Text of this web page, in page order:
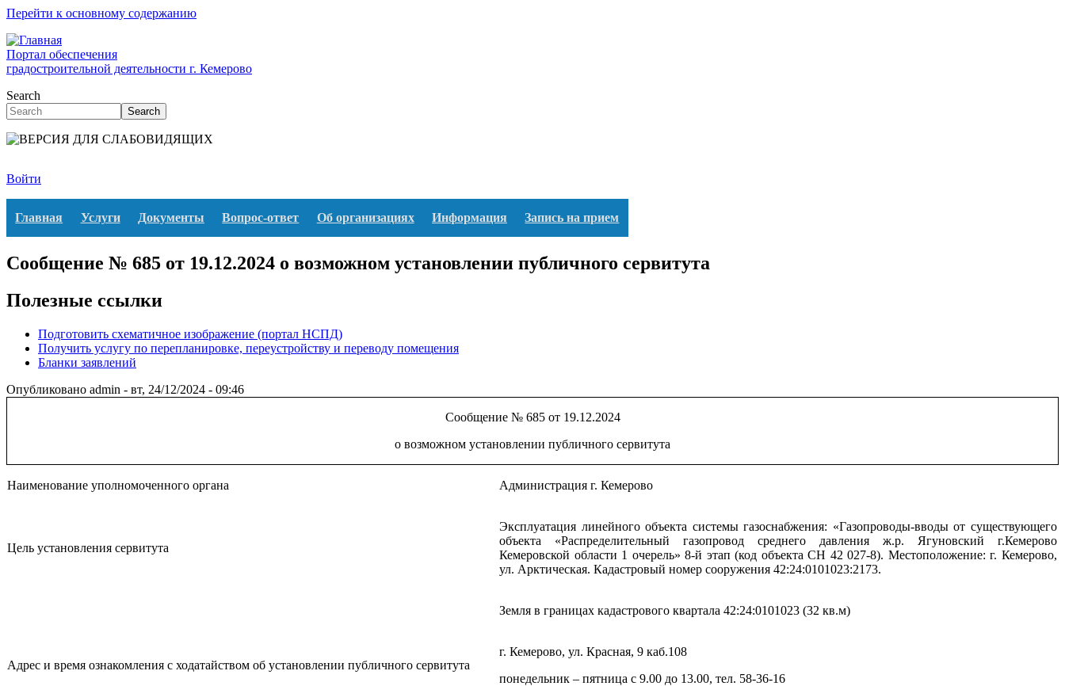
Перейти к основному содержанию
Портал обеспечения
градостроительной деятельности г. Кемерово
Search
Search
Войти
Главная Услуги Документы Вопрос-ответ Об организациях Информация Запись на прием
Сообщение № 685 от 19.12.2024 о возможном установлении публичного сервитута
Полезные ссылки
Подготовить схематичное изображение (портал НСПД)
Получить услугу по перепланировке, переустройству и переводу помещения
Бланки заявлений
Опубликовано admin - вт, 24/12/2024 - 09:46
Сообщение № 685 от 19.12.2024
о возможном установлении публичного сервитута
Наименование уполномоченного органа Администрация г. Кемерово
Цель установления сервитута
Эксплуатация линейного объекта системы газоснабжения: «Газопроводы-вводы от существующего
объекта «Распределительный газопровод среднего давления ж.р. Ягуновский г.Кемерово
Кемеровской области 1 очерель» 8-й этап (код объекта СН 42 027-8). Местоположение: г. Кемерово,
ул. Арктическая. Кадастровый номер сооружения 42:24:0101023:2173.
Земля в границах кадастрового квартала 42:24:0101023 (32 кв.м)
Адрес и время ознакомления с ходатайством об установлении публичного сервитута
г. Кемерово, ул. Красная, 9 каб.108
понедельник – пятница с 9.00 до 13.00, тел. 58-36-16